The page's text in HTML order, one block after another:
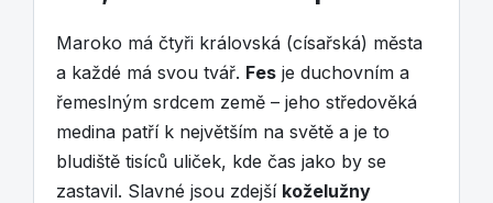
Maroko má čtyři královská (císařská) města
a každé má svou tvář. Fes je duchovním a
řemeslným srdcem země – jeho středověká
medina patří k největším na světě a je to
bludiště tisíců uliček, kde čas jako by se
zastavil. Slavné jsou zdejší koželužny